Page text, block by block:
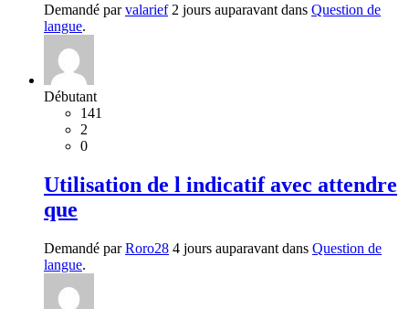
Demandé parvalarief2 jours auparavant dans Question de
langue.
Débutant
141
2
0
Utilisation de l indicatif avec attendre
que
Demandé parRoro28 4 jours auparavant dans Question de
langue.